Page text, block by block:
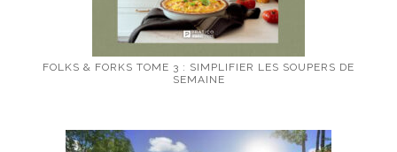
FOLKS & FORKS TOME 3 : SIMPLIFIER LES SOUPERS DE
SEMAINE